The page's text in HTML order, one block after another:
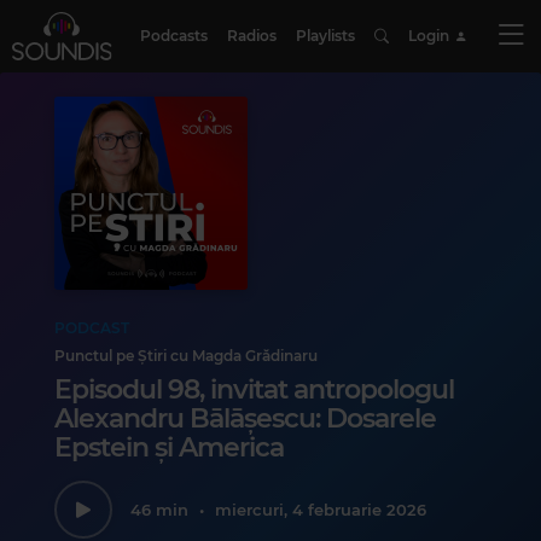
Podcasts Radios Playlists Login
Punctul pe Știri cu Magda Grădinaru
Episodul 98, invitat antropologul
Alexandru Bālāşescu: Dosarele
Epstein și America
46 min • miercuri, 4 februarie 2026